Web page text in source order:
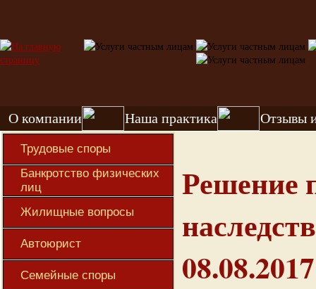
О компании Наша практика Отзывы
Трудовые споры
Банкротство физических
лиц
Жилищные вопросы
Автоюрист
Семейные споры
Решение
08.08.2017